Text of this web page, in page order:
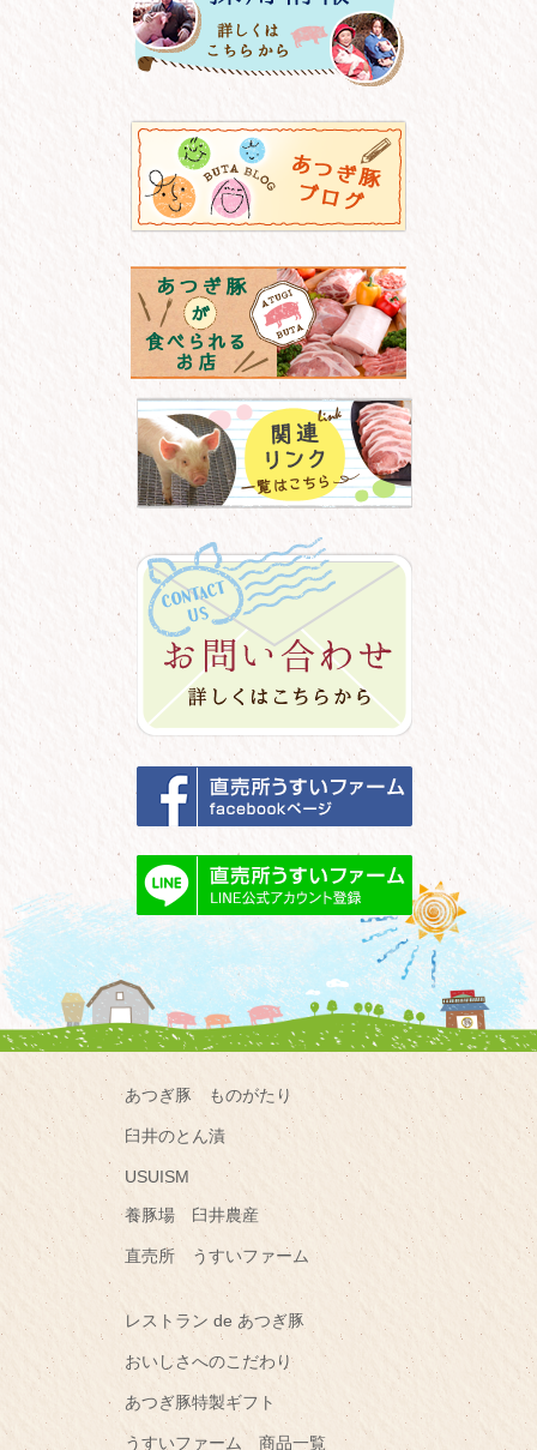
あつぎ豚 ものがたり
臼井のとん漬
USUISM
養豚場 臼井農産
直売所 うすいファーム
レストラン de あつぎ豚
おいしさへのこだわり
あつぎ豚特製ギフト
うすいファーム 商品一覧